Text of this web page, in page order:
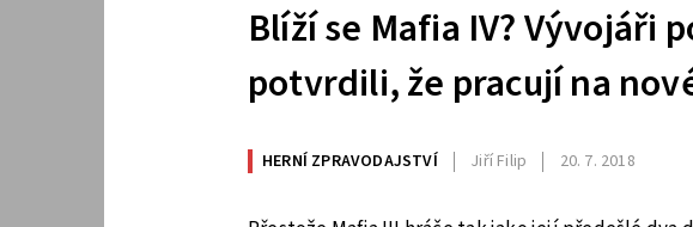
Blíží se Mafia IV? Vývojáři
potvrdili, že pracují na
HERNÍ ZPRAVODAJSTVÍ Jiří Filip 20. 7. 2018